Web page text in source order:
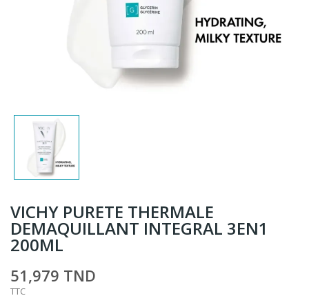
VICHY PURETE THERMALE
DEMAQUILLANT INTEGRAL 3EN1
200ML
51,979 TND
TTC